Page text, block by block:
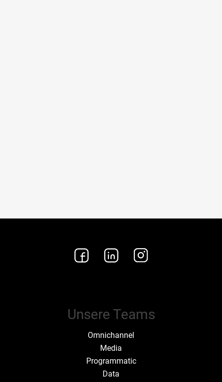
Unsere Teams
Omnichannel
Media
Programmatic
Data